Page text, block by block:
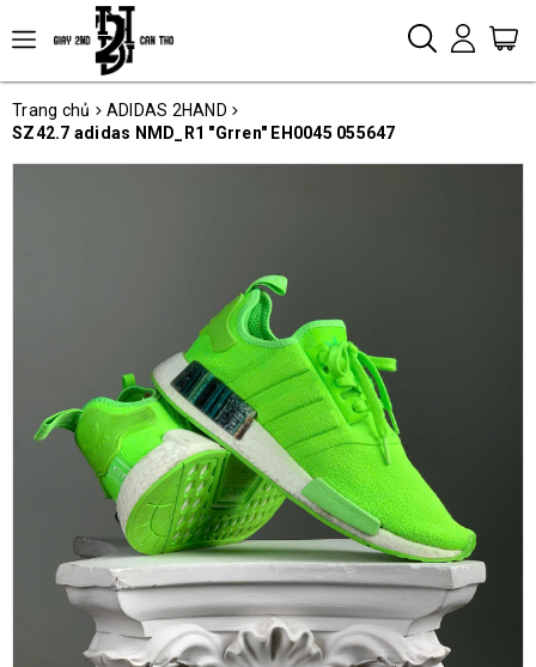
Trang chủ
ADIDAS 2HAND
SZ42.7 adidas NMD_R1 "Grren" EH0045 055647